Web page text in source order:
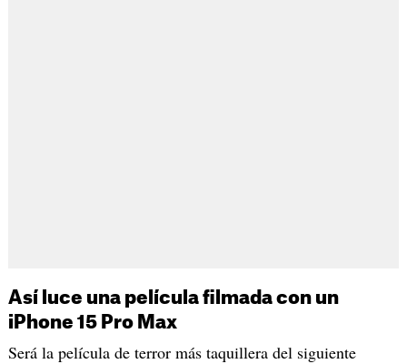
Así luce una película filmada con un
iPhone 15 Pro Max
Será la película de terror más taquillera del siguiente